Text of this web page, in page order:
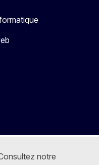
notre